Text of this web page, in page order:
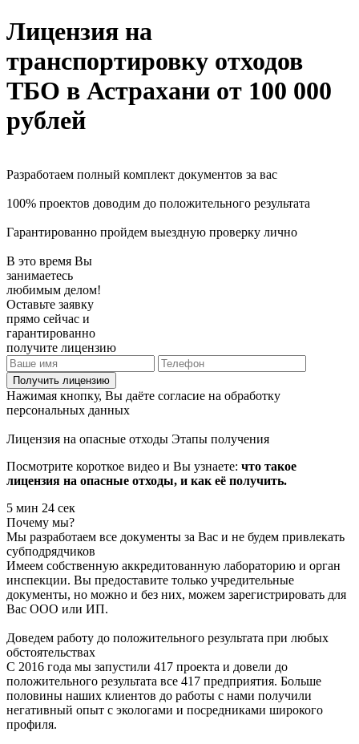
Лицензия на
транспортировку отходов
ТБО в Астрахани от 100 000
рублей
Разработаем полный комплект документов за вас
100% проектов доводим до положительного результата
Гарантированно пройдем выездную проверку лично
В это время Вы
занимаетесь
любимым делом!
Оставьте заявку
прямо сейчас и
гарантированно
получите лицензию
Получить лицензию
Нажимая кнопку, Вы даёте согласие на обработку
персональных данных
Лицензия на опасные отходы Этапы получения
Посмотрите короткое видео и Вы узнаете: что такое
лицензия на опасные отходы, и как её получить.
5 мин 24 сек
Почему мы?
Мы разработаем все документы за Вас и не будем привлекать
субподрядчиков
Имеем собственную аккредитованную лабораторию и орган
инспекции. Вы предоставите только учредительные
документы, но можно и без них, можем зарегистрировать для
Вас ООО или ИП.
Доведем работу до положительного результата при любых
обстоятельствах
С 2016 года мы запустили 417 проекта и довели до
положительного результата все 417 предприятия. Больше
половины наших клиентов до работы с нами получили
негативный опыт с экологами и посредниками широкого
профиля.